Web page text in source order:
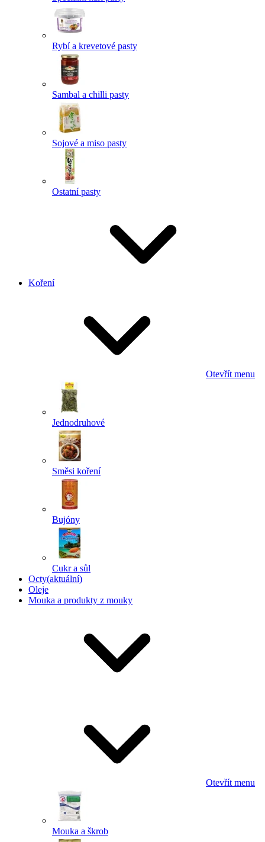
Rybí a krevetové pasty
Sambal a chilli pasty
Sojové a miso pasty
Ostatní pasty
Koření
Otevřít menu
Jednodruhové
Směsi koření
Bujóny
Cukr a sůl
Octy(aktuální)
Oleje
Mouka a produkty z mouky
Otevřít menu
Mouka a škrob
Powered by chaterimo